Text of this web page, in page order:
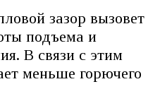
зазор вызовет
подъема и
В связи с этим
меньше горючего